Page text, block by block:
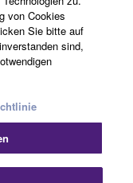
von Cookies
Sie bitte auf
sind,